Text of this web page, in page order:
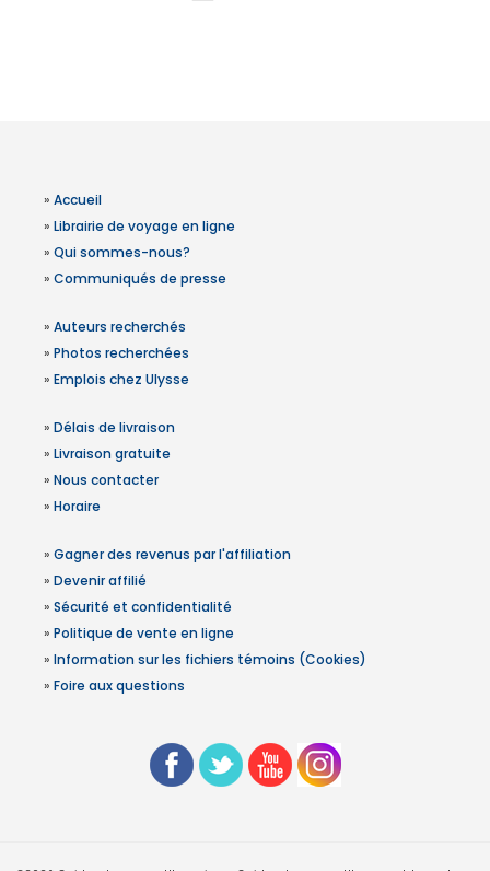
» Accueil
» Librairie de voyage en ligne
» Qui sommes-nous?
» Communiqués de presse
» Auteurs recherchés
» Photos recherchées
» Emplois chez Ulysse
» Délais de livraison
» Livraison gratuite
» Nous contacter
» Horaire
» Gagner des revenus par l'affiliation
» Devenir affilié
» Sécurité et confidentialité
» Politique de vente en ligne
» Information sur les fichiers témoins (Cookies)
» Foire aux questions